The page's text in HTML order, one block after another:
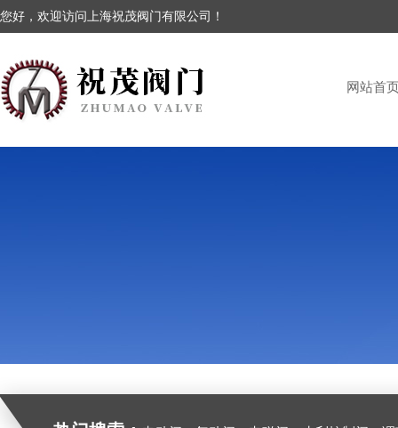
您好，欢迎访问上海祝茂阀门有限公司！
网站首